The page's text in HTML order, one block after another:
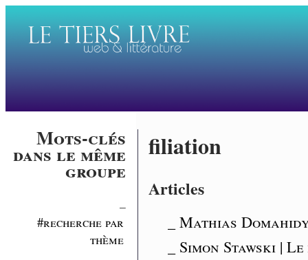
Mots-clés
dans le même
groupe
#recherche par
thème
filiation
Articles
_ Mathias
_ Simon Stawski |